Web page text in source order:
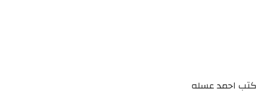
كتب احمد عسله